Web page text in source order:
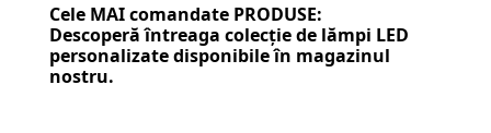
Cele MAI comandate PRODUSE:
Descoperă întreaga colecție de lămpi LED
personalizatedisponibile în magazinul
nostru.